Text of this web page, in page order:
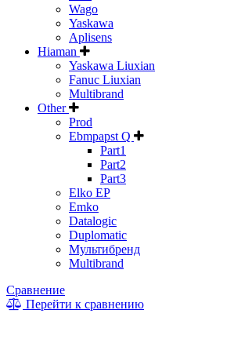
Wago
Yaskawa
Aplisens
Hiaman
Yaskawa Liuxian
Fanuc Liuxian
Multibrand
Other
Prod
Ebmpapst Q
Part1
Part2
Part3
Elko EP
Emko
Datalogic
Duplomatic
Мультибренд
Multibrand
Сравнение
Перейти к сравнению
* Информация на сайте не является